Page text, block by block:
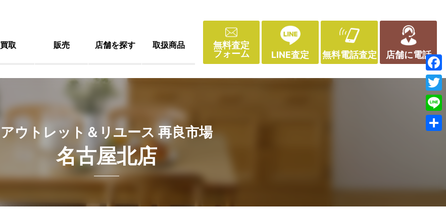
買取 販売 店舗を探す 取扱商品
無料査定
フォーム
LINE査定 無料電話査定 店舗に電話
アウトレット＆リユース 再良市場
名古屋北店
Line